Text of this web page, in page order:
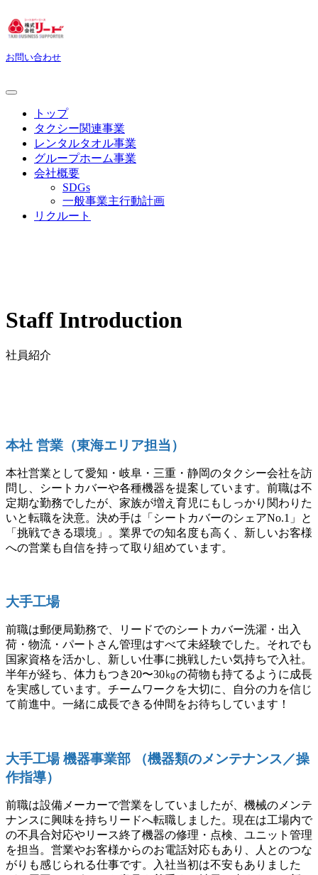
お問い合わせ
トップ
タクシー関連事業
レンタルタオル事業
グループホーム事業
会社概要
SDGs
一般事業主行動計画
リクルート
Staff Introduction
社員紹介
本社 営業（東海エリア担当）
本社営業として愛知・岐阜・三重・静岡のタクシー会社を訪
問し、シートカバーや各種機器を提案しています。前職は不
定期な勤務でしたが、家族が増え育児にもしっかり関わりた
いと転職を決意。決め手は「シートカバーのシェアNo.1」と
「挑戦できる環境」。業界での知名度も高く、新しいお客様
への営業も自信を持って取り組めています。
大手工場
前職は郵便局勤務で、リードでのシートカバー洗濯・出入
荷・物流・パートさん管理はすべて未経験でした。それでも
国家資格を活かし、新しい仕事に挑戦したい気持ちで入社。
半年が経ち、体力もつき20〜30㎏の荷物も持てるように成長
を実感しています。チームワークを大切に、自分の力を信じ
て前進中。一緒に成長できる仲間をお待ちしています！
大手工場 機器事業部 （機器類のメンテナンス／操
作指導）
前職は設備メーカーで営業をしていましたが、機械のメンテ
ナンスに興味を持ちリードへ転職しました。現在は工場内で
の不具合対応やリース終了機器の修理・点検、ユニット管理
を担当。営業やお客様からのお電話対応もあり、人とのつな
がりも感じられる仕事です。入社当初は不安もありました